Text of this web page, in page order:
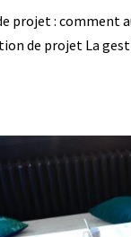
projet : comment
de projet La